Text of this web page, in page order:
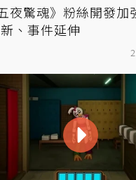
夜驚魂》粉絲開發加
、事件延伸